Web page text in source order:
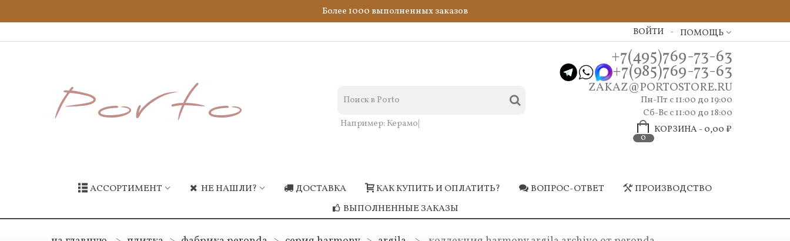
Более 1000 выполненных заказов
ПОМОЩЬ
ВОЙТИ
Например:Керамогранит сини
+7(495)769-73-63
+7(985)769-73-63
ZAKAZ@PORTOSTORE.RU
Пн-Пт c 11:00 до 19:00
Сб-Вс с 11:00 до 18:00
0
КОРЗИНА -0,00 ₽
АССОРТИМЕНТ НЕ НАШЛИ? ДОСТАВКА КАК КУПИТЬ И ОПЛАТИТЬ? ВОПРОС-ОТВЕТ
ПРОИЗВОДСТВО
ВЫПОЛНЕННЫЕ ЗАКАЗЫ